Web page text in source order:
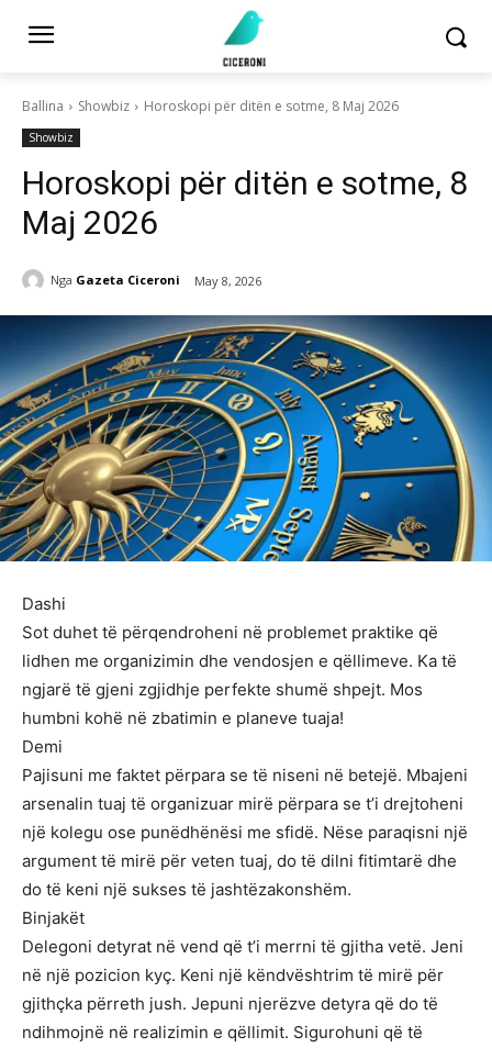
Ballina Showbiz Horoskopi për ditën e sotme, 8 Maj 2026
Showbiz
Horoskopi për ditën e sotme, 8
Maj 2026
Nga Gazeta Ciceroni May 8, 2026
Dashi
Sot duhet të përqendroheni në problemet praktike që
lidhen me organizimin dhe vendosjen e qëllimeve. Ka të
ngjarë të gjeni zgjidhje perfekte shumë shpejt. Mos
humbni kohë në zbatimin e planeve tuaja!
Demi
Pajisuni me faktet përpara se të niseni në betejë. Mbajeni
arsenalin tuaj të organizuar mirë përpara se t’i drejtoheni
një kolegu ose punëdhënësi me sfidë. Nëse paraqisni një
argument të mirë për veten tuaj, do të dilni fitimtarë dhe
do të keni një sukses të jashtëzakonshëm.
Binjakët
Delegoni detyrat në vend që t’i merrni të gjitha vetë. Jeni
në një pozicion kyç. Keni një këndvështrim të mirë për
gjithçka përreth jush. Jepuni njerëzve detyra që do të
ndihmojnë në realizimin e qëllimit. Sigurohuni që të